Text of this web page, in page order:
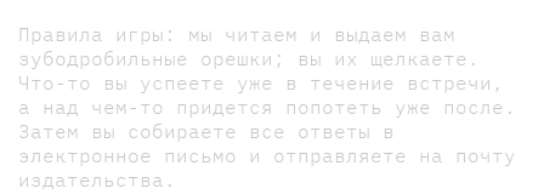
Правила игры: мы читаем и выдаем вам
зубодробильные орешки; вы их щелкаете.
Что-то вы успеете уже в течение встречи,
а над чем-то придется попотеть уже после.
Затем вы собираете все ответы в
электронное письмо и отправляете на почту
издательства.